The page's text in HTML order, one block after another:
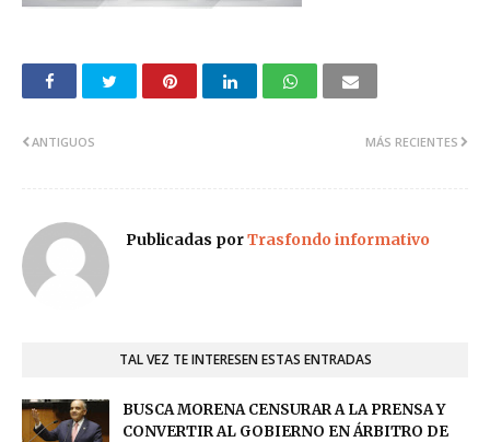
MÁS RECIENTES
ANTIGUOS
Publicadas porTrasfondo informativo
TAL VEZ TE INTERESEN ESTAS ENTRADAS
BUSCA MORENA CENSURAR A LA PRENSA Y
CONVERTIR AL GOBIERNO EN ÁRBITRO DE